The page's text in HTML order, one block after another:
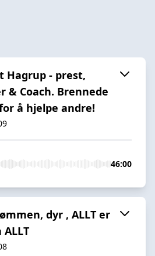
Hagrup - prest,
& Coach. Brennede
å hjelpe andre!
46:00
dyr , ALLT er